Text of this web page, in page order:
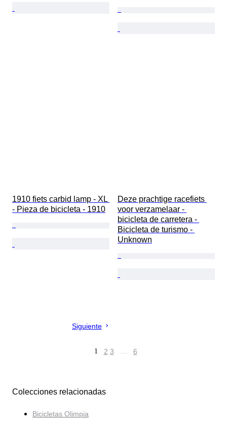
1910 fiets carbid lamp - XL
- Pieza de bicicleta - 1910
Deze prachtige racefiets
voor verzamelaar -
bicicleta de carretera -
Bicicleta de turismo -
Unknown
Siguiente
1 2 3 … 6
Colecciones relacionadas
Bicicletas Olimpia